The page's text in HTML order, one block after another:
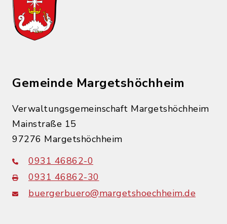
Gemeinde Margetshöchheim
Verwaltungsgemeinschaft Margetshöchheim
Mainstraße 15
97276 Margetshöchheim
0931 46862-0
0931 46862-30
buergerbuero@margetshoechheim.de